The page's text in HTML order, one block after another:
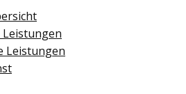
Leistungen
Leistungen